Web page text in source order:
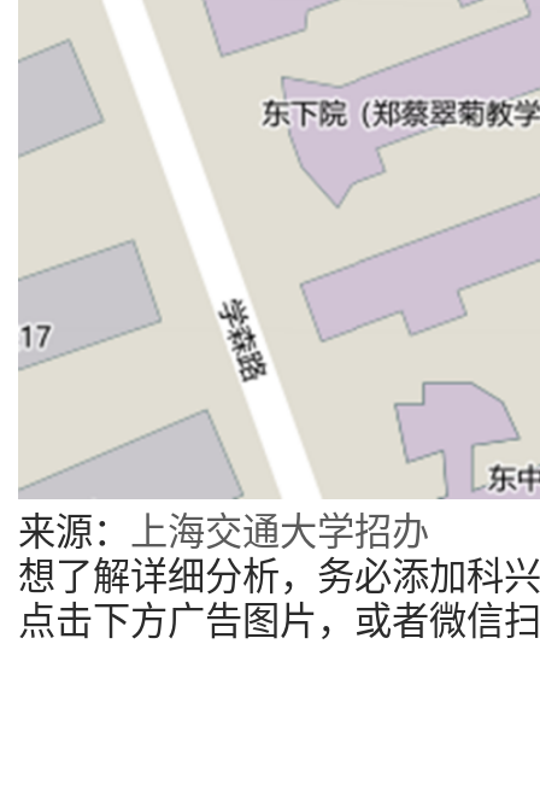
来源： 上海交通大学招办
想了解详细分析，务必添加科
点击下方广告图片，或者微信